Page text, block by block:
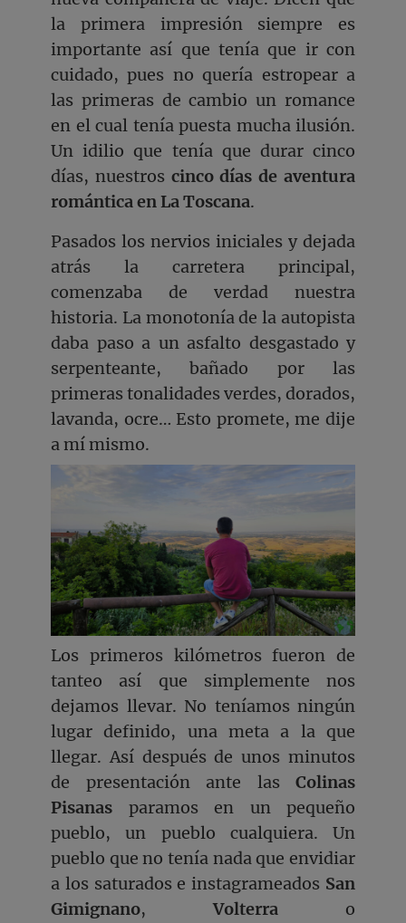
la primera impresión siempre es
importante así que tenía que ir con
cuidado, pues no quería estropear a
las primeras de cambio un romance
en el cual tenía puesta mucha ilusión.
Un idilio que tenía que durar cinco
días, nuestros cinco días de aventura
romántica en La Toscana.
Pasados los nervios iniciales y dejada
atrás la carretera principal,
comenzaba de verdad nuestra
historia. La monotonía de la autopista
daba paso a un asfalto desgastado y
serpenteante, bañado por las
primeras tonalidades verdes, dorados,
lavanda, ocre… Esto promete, me dije
a mí mismo.
Los primeros kilómetros fueron de
tanteo así que simplemente nos
dejamos llevar. No teníamos ningún
lugar definido, una meta a la que
llegar. Así después de unos minutos
de presentación ante las Colinas
Pisanas paramos en un pequeño
pueblo, un pueblo cualquiera. Un
pueblo que no tenía nada que envidiar
a los saturados e instagrameados San
Gimignano,Volterra o